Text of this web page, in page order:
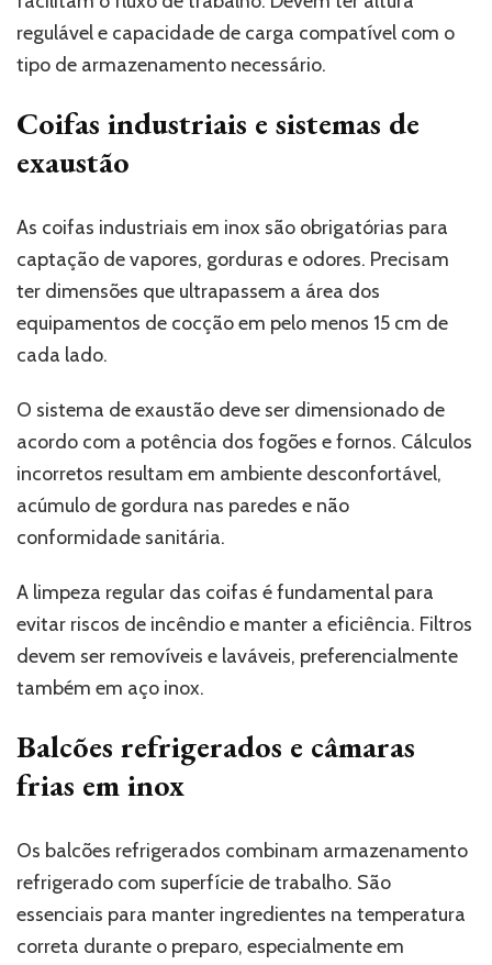
regulável e capacidade de carga compatível com o
tipo de armazenamento necessário.
Coifas industriais e sistemas de
exaustão
As coifas industriais em inox são obrigatórias para
captação de vapores, gorduras e odores. Precisam
ter dimensões que ultrapassem a área dos
equipamentos de cocção em pelo menos 15 cm de
cada lado.
O sistema de exaustão deve ser dimensionado de
acordo com a potência dos fogões e fornos. Cálculos
incorretos resultam em ambiente desconfortável,
acúmulo de gordura nas paredes e não
conformidade sanitária.
A limpeza regular das coifas é fundamental para
evitar riscos de incêndio e manter a eficiência. Filtros
devem ser removíveis e laváveis, preferencialmente
também em aço inox.
Balcões refrigerados e câmaras
frias em inox
Os balcões refrigerados combinam armazenamento
refrigerado com superfície de trabalho. São
essenciais para manter ingredientes na temperatura
correta durante o preparo, especialmente em